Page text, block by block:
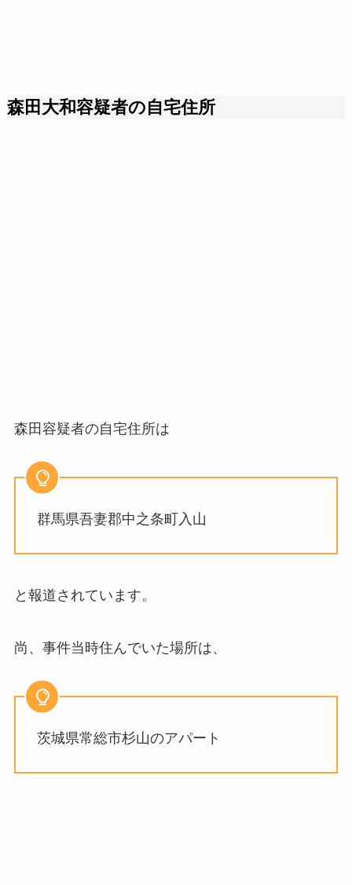
森田大和容疑者の自宅住所
森田容疑者の自宅住所は
群馬県吾妻郡中之条町入山
と報道されています。
尚、事件当時住んでいた場所は、
茨城県常総市杉山のアパート